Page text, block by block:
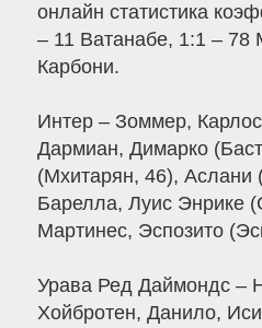
онлайн статистика
– 11 Ватанабе, 1:1 – 78
Карбони.
Интер – Зоммер,
Дармиан, Димарко
(Мхитарян, 46), Аслани
Барелла, Луис Энрике
Мартинес, Эспозито
Урава Ред Даймондс –
Хойбротен, Данило,